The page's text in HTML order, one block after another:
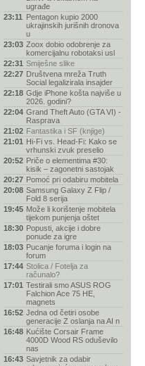
ugrađe
23:11 Pentagon kupio 2000
ukrajinskih jurišnih dronova
u
23:03 Zoox dobio odobrenje za
komercijalnu robotaksi usl
22:31 Smiješne slike
22:27 Društvena mreža Truth
Social legalizirala insajder
22:18 Gdje iPhone košta najviše u
2026. godini?
22:04 Grand Theft Auto (GTA VI) -
Rasprava
21:02 Fantastika i SF (knjige)
21:01 Hi-Fi vs. Head-Fi: Kako se
vrhunski zvuk preselio
20:52 Priče o elementima #30:
kisik – zagonetni sastojak
20:27 Pomoć pri odabiru mobitela
20:08 Samsung Galaxy Z Flip /
Fold 8 serija
19:45 Može li korištenje mobitela
tijekom punjenja oštet
18:30 Popusti, akcije i dobre
ponude za igre
18:03 Pucanje foruma i login na
forum
17:44 Stolica / Fotelja za
računalo?
17:01 Testirali smo ASUS ROG
Falchion Ace 75 HE,
magnets
16:52 Jedna od četiri osobe
generacije Z oslanja na AI n
16:48 Kućište Corsair Frame
4000D Wood RS oduševilo
nas
16:43 Savjetnik za odabir